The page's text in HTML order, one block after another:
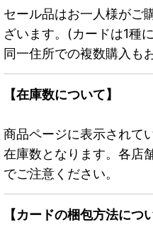
セール品はお一人様がご
ざいます。(カードは1種
同一住所での複数購入も
【在庫数について】
商品ページに表示されて
在庫数となります。各店
でご注意ください。
【カードの梱包方法につ